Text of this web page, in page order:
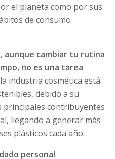
el planeta como por sus
de consumo
aunque cambiar tu rutina
no es una tarea
industria cosmética está
debido a su
principales contribuyentes
llegando a generar más
plásticos cada año.
personal